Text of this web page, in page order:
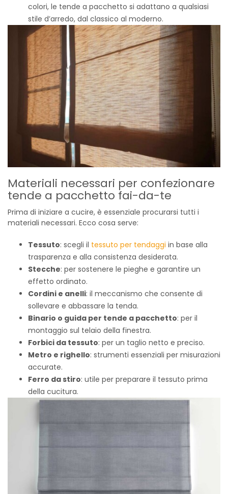
colori, le tende a pacchetto si adattano a qualsiasi
stile d’arredo, dal classico al moderno.
Materiali necessari per confezionare
tende a pacchetto fai-da-te
Prima di iniziare a cucire, è essenziale procurarsi tutti i
materiali necessari. Ecco cosa serve:
Tessuto: scegli il tessuto per tendaggi in base alla
trasparenza e alla consistenza desiderata.
Stecche: per sostenere le pieghe e garantire un
effetto ordinato.
Cordini e anelli: il meccanismo che consente di
sollevare e abbassare la tenda.
Binario o guida per tende a pacchetto: per il
montaggio sul telaio della finestra.
Forbici da tessuto: per un taglio netto e preciso.
Metro e righello: strumenti essenziali per misurazioni
accurate.
Ferro da stiro: utile per preparare il tessuto prima
della cucitura.